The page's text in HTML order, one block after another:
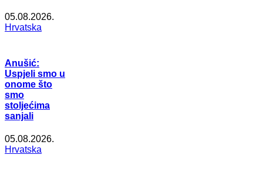
05.08.2026.
Hrvatska
Anušić:
Uspjeli smo u
onome što
smo
stoljećima
sanjali
05.08.2026.
Hrvatska